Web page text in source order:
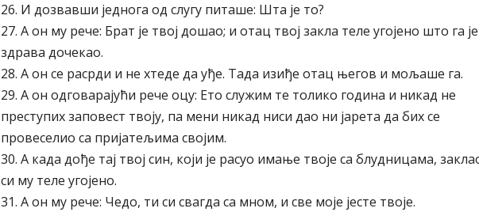
26. И дозвавши једнога од слугу питаше: Шта је то?
27. А он му рече: Брат је твој дошао; и отац твој закла теле угојено што га је
здрава дочекао.
28. А он се расрди и не хтеде да уђе. Тада изиђе отац његов и мољаше га.
29. А он одговарајући рече оцу: Ето служим те толико година и никад не
преступих заповест твоју, па мени никад ниси дао ни јарета да бих се
провеселио са пријатељима својим.
30. А када дође тај твој син, који је расуо имање твоје са блудницама,
си му теле угојено.
31. А он му рече: Чедо, ти си свагда са мном, и све моје јесте твоје.